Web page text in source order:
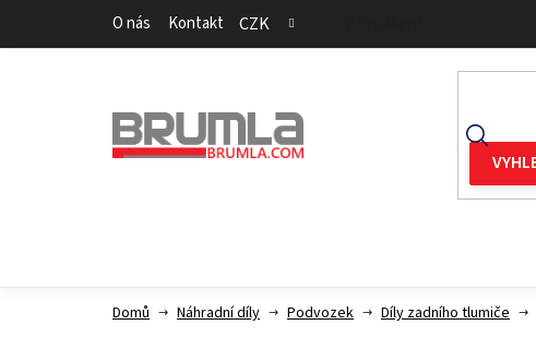
O nás Kontakt CZK
Domů Náhradní díly Podvozek Díly zadního tlumiče